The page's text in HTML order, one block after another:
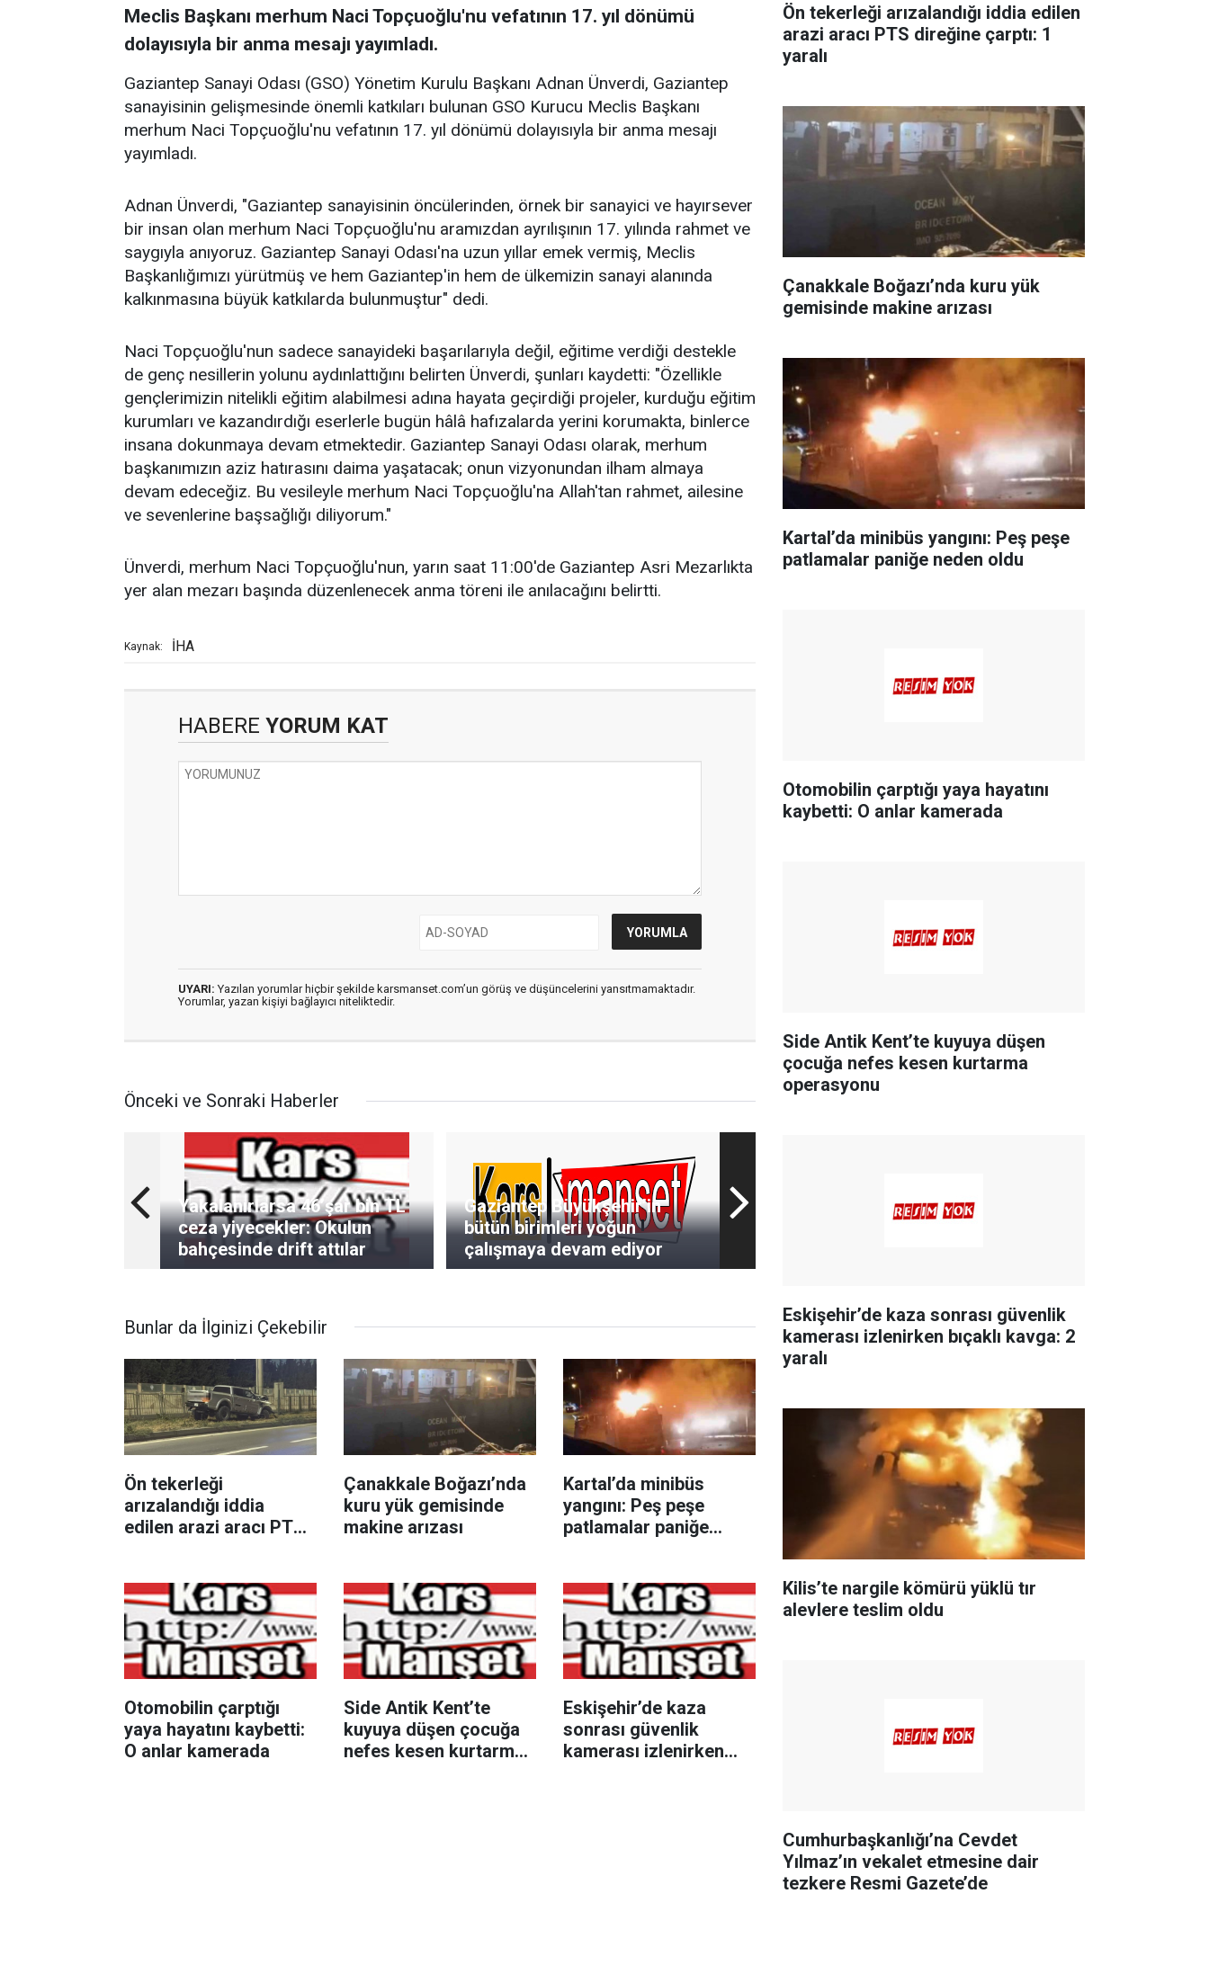
Meclis Başkanı merhum Naci Topçuoğlu'nu vefatının 17. yıl dönümü
dolayısıyla bir anma mesajı yayımladı.
Gaziantep Sanayi Odası (GSO) Yönetim Kurulu Başkanı Adnan Ünverdi, Gaziantep
sanayisinin gelişmesinde önemli katkıları bulunan GSO Kurucu Meclis Başkanı
merhum Naci Topçuoğlu'nu vefatının 17. yıl dönümü dolayısıyla bir anma mesajı
yayımladı.
Adnan Ünverdi, "Gaziantep sanayisinin öncülerinden, örnek bir sanayici ve hayırsever
bir insan olan merhum Naci Topçuoğlu'nu aramızdan ayrılışının 17. yılında rahmet ve
saygıyla anıyoruz. Gaziantep Sanayi Odası'na uzun yıllar emek vermiş, Meclis
Başkanlığımızı yürütmüş ve hem Gaziantep'in hem de ülkemizin sanayi alanında
kalkınmasına büyük katkılarda bulunmuştur" dedi.
Naci Topçuoğlu'nun sadece sanayideki başarılarıyla değil, eğitime verdiği destekle
de genç nesillerin yolunu aydınlattığını belirten Ünverdi, şunları kaydetti: "Özellikle
gençlerimizin nitelikli eğitim alabilmesi adına hayata geçirdiği projeler, kurduğu eğitim
kurumları ve kazandırdığı eserlerle bugün hâlâ hafızalarda yerini korumakta, binlerce
insana dokunmaya devam etmektedir. Gaziantep Sanayi Odası olarak, merhum
başkanımızın aziz hatırasını daima yaşatacak; onun vizyonundan ilham almaya
devam edeceğiz. Bu vesileyle merhum Naci Topçuoğlu'na Allah'tan rahmet, ailesine
ve sevenlerine başsağlığı diliyorum."
Ünverdi, merhum Naci Topçuoğlu'nun, yarın saat 11:00'de Gaziantep Asri Mezarlıkta
yer alan mezarı başında düzenlenecek anma töreni ile anılacağını belirtti.
Kaynak: İHA
HABERE YORUM KAT
UYARI: Yazılan yorumlar hiçbir şekilde karsmanset.com’un görüş ve düşüncelerini yansıtmamaktadır.
Yorumlar, yazan kişiyi bağlayıcı niteliktedir.
Önceki ve Sonraki Haberler
Yakalanırlarsa 46’şar bin TL
ceza yiyecekler: Okulun
bahçesinde drift attılar
Gaziantep Büyükşehir’in
bütün birimleri yoğun
çalışmaya devam ediyor
Bunlar da İlginizi Çekebilir
Ön tekerleği
arızalandığı iddia
edilen arazi aracı PTS
Çanakkale Boğazı’nda
kuru yük gemisinde
makine arızası
Kartal’da minibüs
yangını: Peş peşe
patlamalar paniğe
Otomobilin çarptığı
yaya hayatını kaybetti:
O anlar kamerada
Side Antik Kent’te
kuyuya düşen çocuğa
nefes kesen kurtarma
Eskişehir’de kaza
sonrası güvenlik
kamerası izlenirken
Ön tekerleği arızalandığı iddia edilen
arazi aracı PTS direğine çarptı: 1
yaralı
Çanakkale Boğazı’nda kuru yük
gemisinde makine arızası
Kartal’da minibüs yangını: Peş peşe
patlamalar paniğe neden oldu
Otomobilin çarptığı yaya hayatını
kaybetti: O anlar kamerada
Side Antik Kent’te kuyuya düşen
çocuğa nefes kesen kurtarma
operasyonu
Eskişehir’de kaza sonrası güvenlik
kamerası izlenirken bıçaklı kavga: 2
yaralı
Kilis’te nargile kömürü yüklü tır
alevlere teslim oldu
Cumhurbaşkanlığı’na Cevdet
Yılmaz’ın vekalet etmesine dair
tezkere Resmi Gazete’de